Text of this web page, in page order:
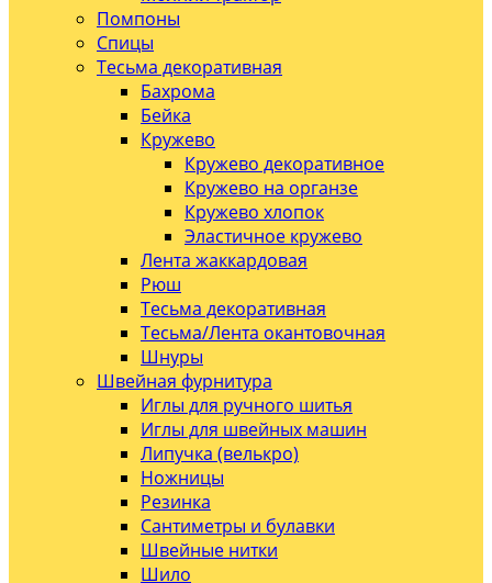
Помпоны
Спицы
Тесьма декоративная
Бахрома
Бейка
Кружево
Кружево декоративное
Кружево на органзе
Кружево хлопок
Эластичное кружево
Лента жаккардовая
Рюш
Тесьма декоративная
Тесьма/Лента окантовочная
Шнуры
Швейная фурнитура
Иглы для ручного шитья
Иглы для швейных машин
Липучка (велькро)
Ножницы
Резинка
Сантиметры и булавки
Швейные нитки
Шило